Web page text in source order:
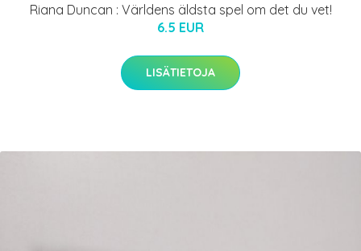
Riana Duncan : Världens äldsta spel om det du vet!
6.5 EUR
LISÄTIETOJA